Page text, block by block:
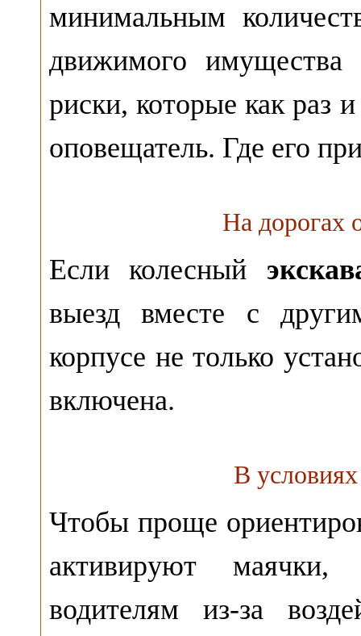
минимальным
движимого
риски, которые как раз
оповещатель. Где его
На дорогах
Если колесный
выезд вместе с
корпусе не только
включена.
В
Чтобы проще
активируют
водителям из-за